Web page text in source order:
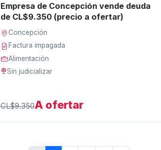
Empresa de Concepción vende deuda
de CL$9.350 (precio a ofertar)
Concepción
Factura impagada
Alimentación
Sin judicializar
CL$9.350A ofertar